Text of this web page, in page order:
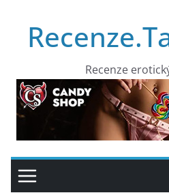
obsah
Recenze